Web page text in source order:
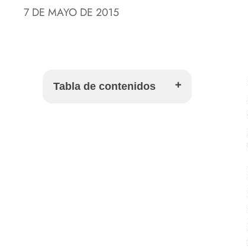
7 DE MAYO DE 2015
Tabla de contenidos